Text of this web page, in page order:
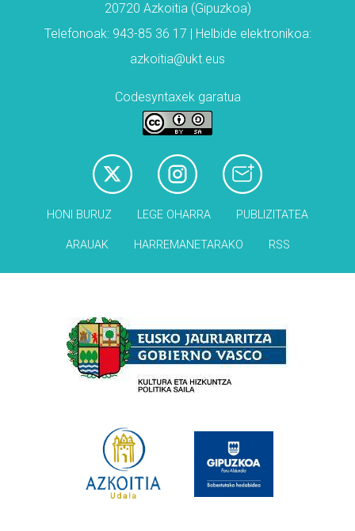
20720 Azkoitia (Gipuzkoa)
Telefonoak: 943-85 36 17 | Helbide elektronikoa:
azkoitia@ukt.eus
Codesyntaxek garatua
HONI BURUZ LEGE OHARRA PUBLIZITATEA
ARAUAK HARREMANETARAKO RSS